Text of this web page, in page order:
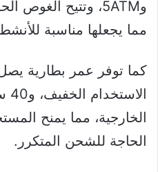
مما يجعلها مناسبة
الخارجية، مما يمنح
الحاجة للشحن المتكرر.